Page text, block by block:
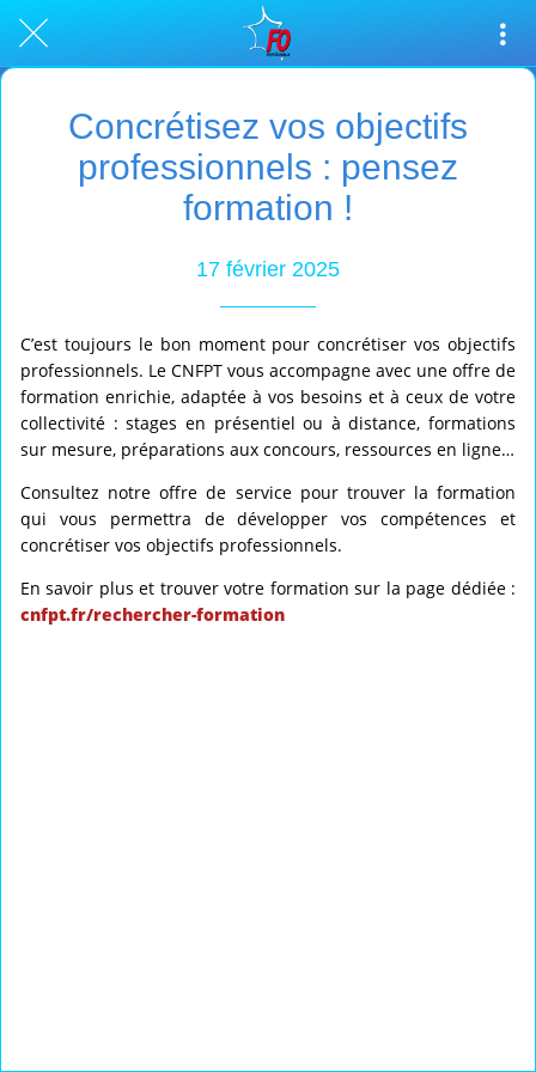
Concrétisez vos objectifs
professionnels : pensez
formation !
17 février 2025
C’est toujours le bon moment pour concrétiser vos objectifs
professionnels. Le CNFPT vous accompagne avec une offre de
formation enrichie, adaptée à vos besoins et à ceux de votre
collectivité : stages en présentiel ou à distance, formations
sur mesure, préparations aux concours, ressources en ligne…
Consultez notre offre de service pour trouver la formation
qui vous permettra de développer vos compétences et
concrétiser vos objectifs professionnels.
En savoir plus et trouver votre formation sur la page dédiée :
cnfpt.fr/rechercher-formation